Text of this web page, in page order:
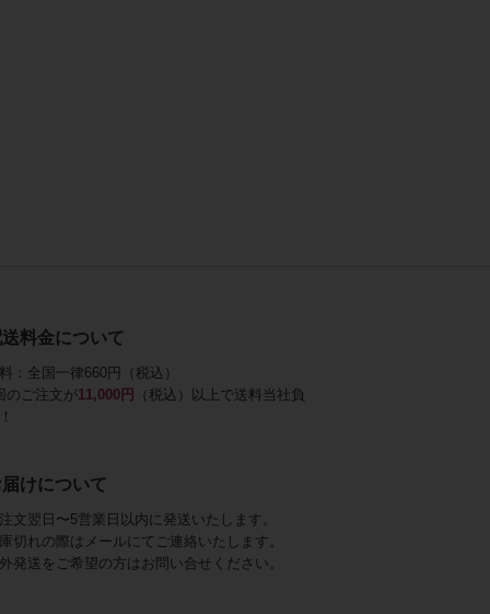
料金について
：全国一律660円（税込）
のご注文が11,000円
（税込）以上で送料当社負
けについて
文翌日〜5営業日以内に発送いたします。
切れの際はメールにてご連絡いたします。
発送をご希望の方はお問い合せください。